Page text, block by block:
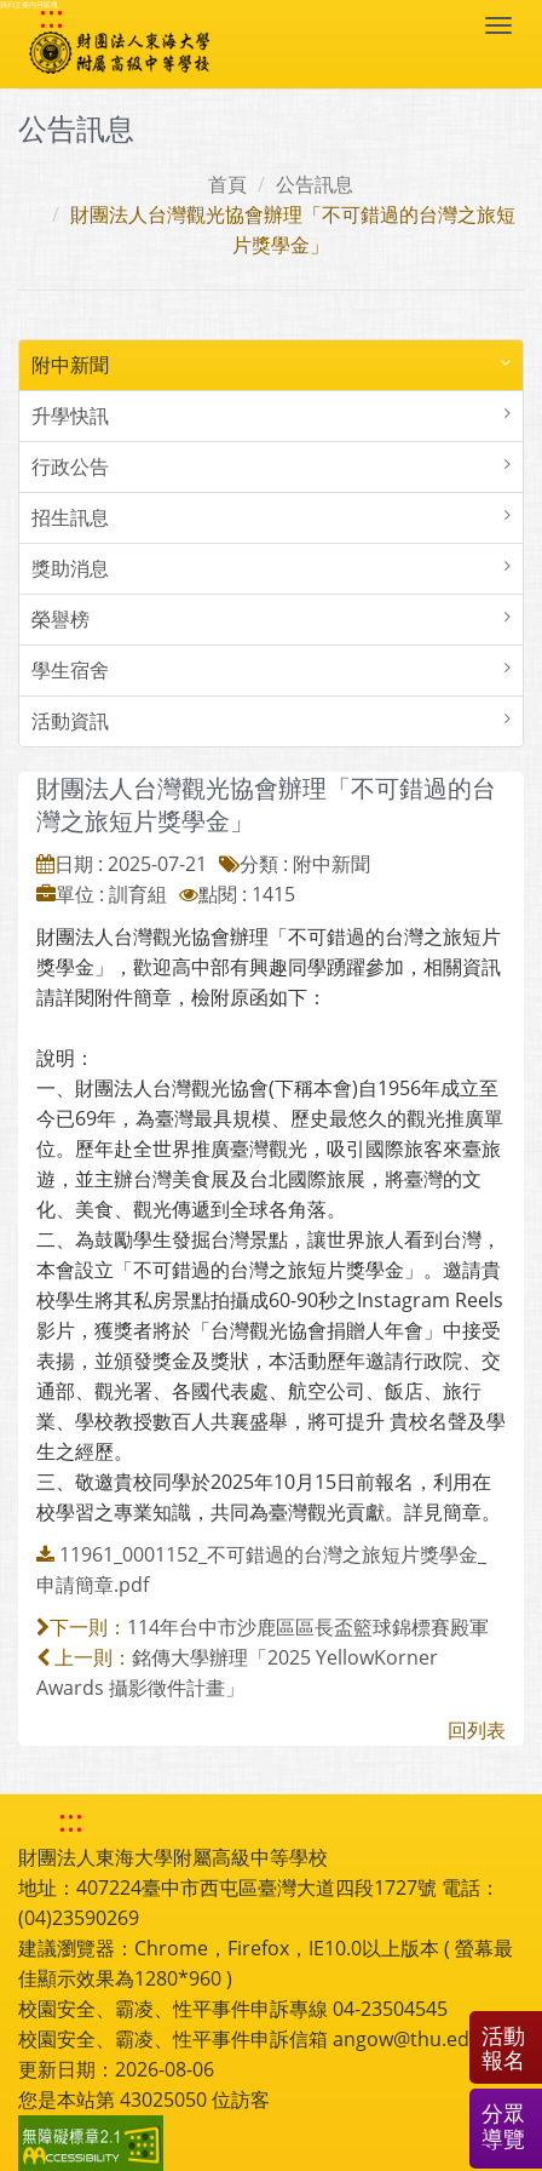
跳到主要內容區塊
:::
公告訊息
首頁
公告訊息
財團法人台灣觀光協會辦理「不可錯過的台灣之旅短
片獎學金」
附中新聞
升學快訊
行政公告
招生訊息
獎助消息
榮譽榜
學生宿舍
活動資訊
財團法人台灣觀光協會辦理「不可錯過的台
灣之旅短片獎學金」
日期 : 2025-07-21
分類 : 附中新聞
單位 : 訓育組
點閱 : 1415
財團法人台灣觀光協會辦理「不可錯過的台灣之旅短片
獎學金」，歡迎高中部有興趣同學踴躍參加，相關資訊
請詳閱附件簡章，檢附原函如下：
說明：
一、財團法人台灣觀光協會(下稱本會)自1956年成立至
今已69年，為臺灣最具規模、歷史最悠久的觀光推廣單
位。歷年赴全世界推廣臺灣觀光，吸引國際旅客來臺旅
遊，並主辦台灣美食展及台北國際旅展，將臺灣的文
化、美食、觀光傳遞到全球各角落。
二、為鼓勵學生發掘台灣景點，讓世界旅人看到台灣，
本會設立「不可錯過的台灣之旅短片獎學金」。邀請貴
校學生將其私房景點拍攝成60-90秒之Instagram Reels
影片，獲獎者將於「台灣觀光協會捐贈人年會」中接受
表揚，並頒發獎金及獎狀，本活動歷年邀請行政院、交
通部、觀光署、各國代表處、航空公司、飯店、旅行
業、學校教授數百人共襄盛舉，將可提升 貴校名聲及學
生之經歷。
三、敬邀貴校同學於2025年10月15日前報名，利用在
校學習之專業知識，共同為臺灣觀光貢獻。詳見簡章。
11961_0001152_不可錯過的台灣之旅短片獎學金_
申請簡章.pdf
下一則： 114年台中市沙鹿區區長盃籃球錦標賽殿軍
上一則： 銘傳大學辦理「2025 YellowKorner
Awards 攝影徵件計畫」
回列表
:::
財團法人東海大學附屬高級中等學校
地址：407224臺中市西屯區臺灣大道四段1727號 電話：
(04)23590269
建議瀏覽器：Chrome，Firefox，IE10.0以上版本 ( 螢幕最
佳顯示效果為1280*960 )
校園安全、霸凌、性平事件申訴專線 04-23504545
校園安全、霸凌、性平事件申訴信箱 angow@thu.edu.tw
更新日期：2026-08-06
您是本站第43025050位訪客
活動
報名
分眾
導覽